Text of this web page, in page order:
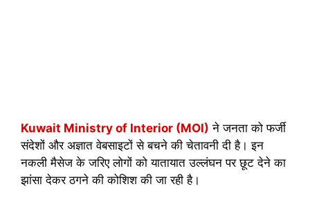
Kuwait Ministry of Interior (MOI) ने जनता को फर्जी
संदेशों और अज्ञात वेबसाइटों से बचने की चेतावनी दी है। इन
नकली मैसेज के जरिए लोगों को यातायात उल्लंघन पर छूट देने का
झांसा देकर ठगने की कोशिश की जा रही है।